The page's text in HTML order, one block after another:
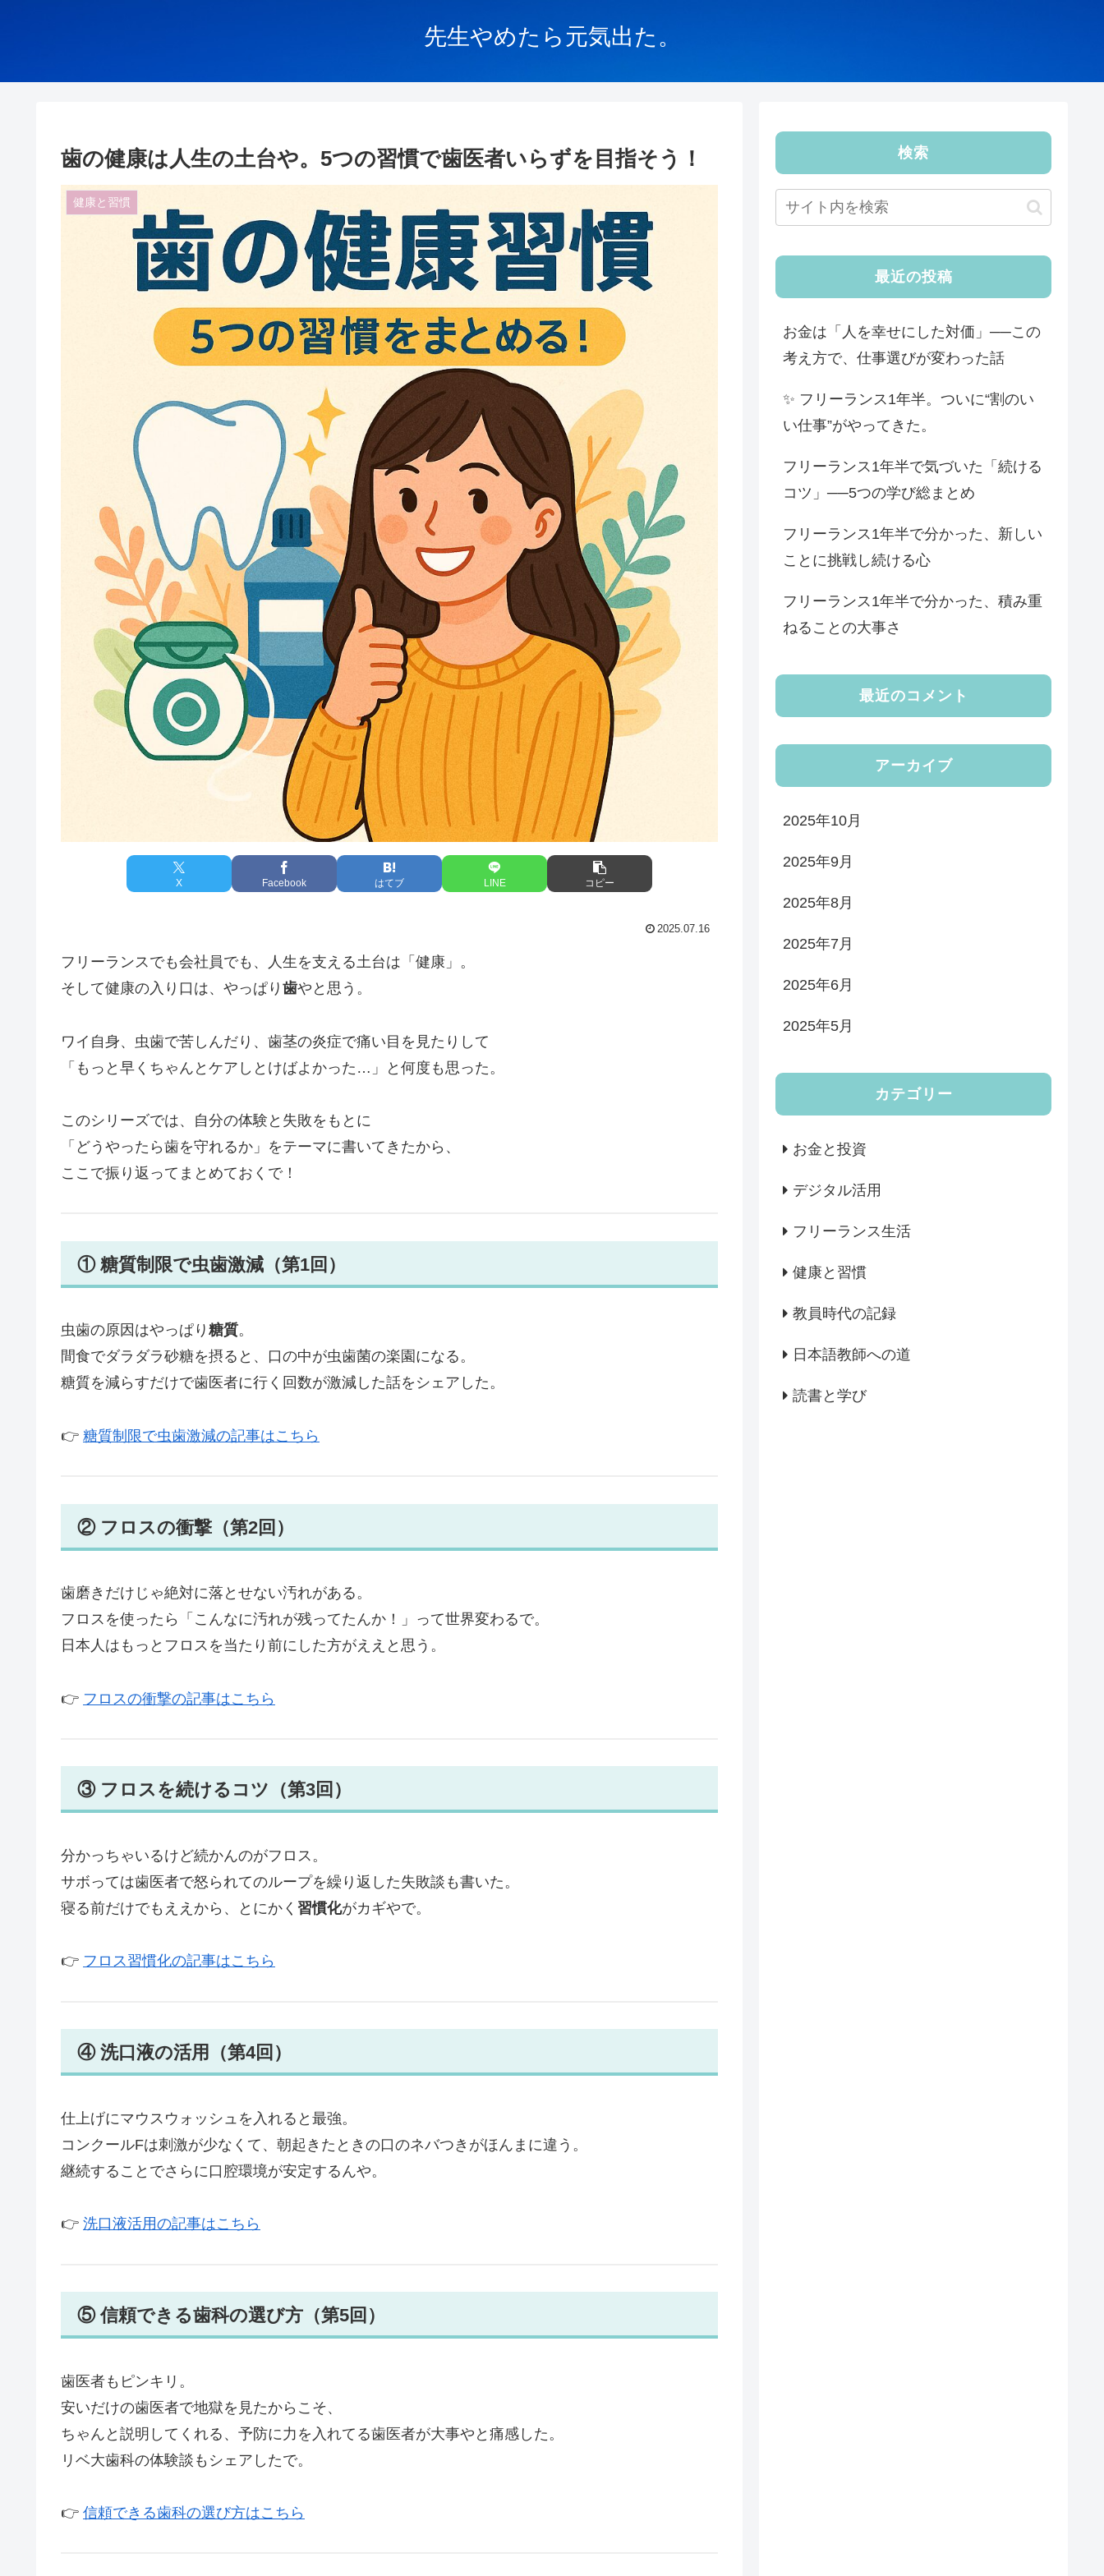
先生やめたら元気出た。
歯の健康は人生の土台や。5つの習慣で歯医者いらずを目指そう！
健康と習慣
X Facebook はてブ LINE コピー
2025.07.16
フリーランスでも会社員でも、人生を支える土台は「健康」。
そして健康の入り口は、やっぱり 歯やと思う。
ワイ自身、虫歯で苦しんだり、歯茎の炎症で痛い目を見たりして
「もっと早くちゃんとケアしとけばよかった…」と何度も思った。
このシリーズでは、自分の体験と失敗をもとに
「どうやったら歯を守れるか」をテーマに書いてきたから、
ここで振り返ってまとめておくで！
① 糖質制限で虫歯激減（第1回）
虫歯の原因はやっぱり 糖質。
間食でダラダラ砂糖を摂ると、口の中が虫歯菌の楽園になる。
糖質を減らすだけで歯医者に行く回数が激減した話をシェアした。
👉 糖質制限で虫歯激減の記事はこちら
② フロスの衝撃（第2回）
歯磨きだけじゃ絶対に落とせない汚れがある。
フロスを使ったら「こんなに汚れが残ってたんか！」って世界変わるで。
日本人はもっとフロスを当たり前にした方がええと思う。
👉 フロスの衝撃の記事はこちら
③ フロスを続けるコツ（第3回）
分かっちゃいるけど続かんのがフロス。
サボっては歯医者で怒られてのループを繰り返した失敗談も書いた。
寝る前だけでもええから、とにかく 習慣化がカギやで。
👉 フロス習慣化の記事はこちら
④ 洗口液の活用（第4回）
仕上げにマウスウォッシュを入れると最強。
コンクールFは刺激が少なくて、朝起きたときの口のネバつきがほんまに違う。
継続することでさらに口腔環境が安定するんや。
👉 洗口液活用の記事はこちら
⑤ 信頼できる歯科の選び方（第5回）
歯医者もピンキリ。
安いだけの歯医者で地獄を見たからこそ、
ちゃんと説明してくれる、予防に力を入れてる歯医者が大事やと痛感した。
リベ大歯科の体験談もシェアしたで。
👉 信頼できる歯科の選び方はこちら
検索
最近の投稿
お金は「人を幸せにした対価」──この
考え方で、仕事選びが変わった話
✨ フリーランス1年半。ついに“割のい
い仕事”がやってきた。
フリーランス1年半で気づいた「続ける
コツ」──5つの学び総まとめ
フリーランス1年半で分かった、新しい
ことに挑戦し続ける心
フリーランス1年半で分かった、積み重
ねることの大事さ
最近のコメント
アーカイブ
2025年10月
2025年9月
2025年8月
2025年7月
2025年6月
2025年5月
カテゴリー
お金と投資
デジタル活用
フリーランス生活
健康と習慣
教員時代の記録
日本語教師への道
読書と学び